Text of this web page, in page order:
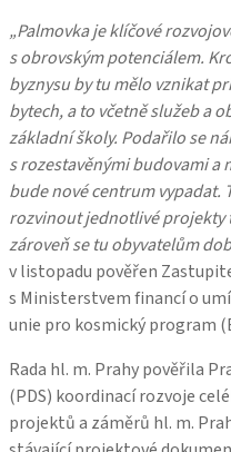
„Palmovka je klíčové
s obrovským potenciálem.
byznysu by tu mělo vznikat
bytech, a to včetně služeb a
základní školy. Podařilo se
s rozestavěnými budovami
bude nové centrum
rozvinout jednotlivé projekty
zároveň se tu obyvatelům
v listopadu pověřen
s Ministerstvem financí o
unie pro kosmický program
Rada hl. m. Prahy pověřila
(PDS) koordinací rozvoje
projektů a záměrů hl. m.